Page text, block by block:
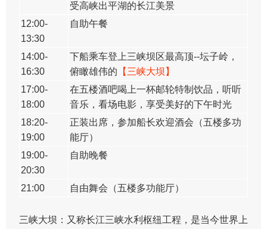
受高峡出平湖的长江美景
12:00-
13:30
自助午餐
14:00-
16:30
下船乘车登上三峡坝区最高顶--坛子岭，
俯瞰雄伟的 【三峡大坝】
17:00-
18:00
在五楼酒吧喝上一杯邮轮特制饮品，听听
音乐，看场电影，享受美好的下午时光
18:20-
19:00
正装出席，参加船长欢迎酒会（五楼多功
能厅）
19:00-
20:30
自助晚餐
21:00 自由舞会（五楼多功能厅）
三峡大坝：又称长江三峡水利枢纽工程，是当今世界上